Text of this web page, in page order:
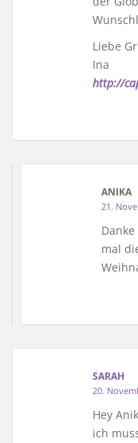
Liebe
Ina
http://
ANIKA
21.
mal
SARAH
20.
Hey
ich